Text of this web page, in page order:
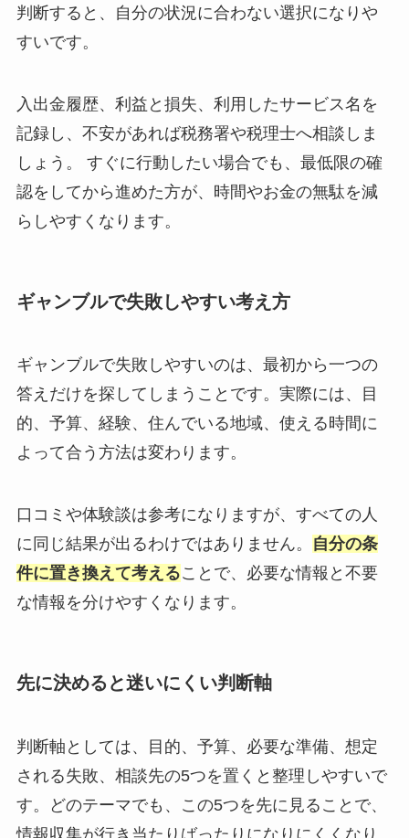
判断すると、自分の状況に合わない選択になりや
すいです。
入出金履歴、利益と損失、利用したサービス名を
記録し、不安があれば税務署や税理士へ相談しま
しょう。 すぐに行動したい場合でも、最低限の確
認をしてから進めた方が、時間やお金の無駄を減
らしやすくなります。
ギャンブルで失敗しやすい考え方
ギャンブルで失敗しやすいのは、最初から一つの
答えだけを探してしまうことです。実際には、目
的、予算、経験、住んでいる地域、使える時間に
よって合う方法は変わります。
口コミや体験談は参考になりますが、すべての人
に同じ結果が出るわけではありません。
自分の条
件に置き換えて考えることで、必要な情報と不要
な情報を分けやすくなります。
先に決めると迷いにくい判断軸
判断軸としては、目的、予算、必要な準備、想定
される失敗、相談先の5つを置くと整理しやすいで
す。どのテーマでも、この5つを先に見ることで、
情報収集が行き当たりばったりになりにくくなり